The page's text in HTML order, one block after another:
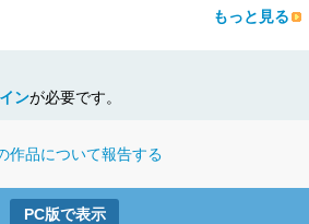
もっと見る
ンが必要です。
作品について報告する
PC版で表示